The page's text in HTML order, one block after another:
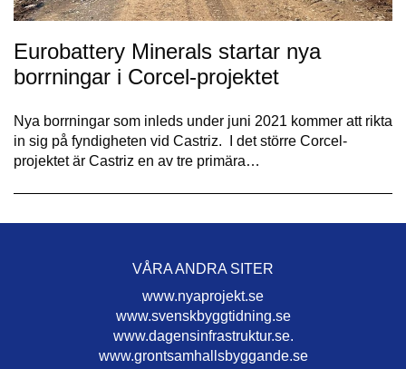
Eurobattery Minerals startar nya
borrningar i Corcel-projektet
Nya borrningar som inleds under juni 2021 kommer att rikta
in sig på fyndigheten vid Castriz. I det större Corcel-
projektet är Castriz en av tre primära…
VÅRA ANDRA SITER
www.nyaprojekt.se
www.svenskbyggtidning.se
www.dagensinfrastruktur.se.
www.grontsamhallsbyggande.se